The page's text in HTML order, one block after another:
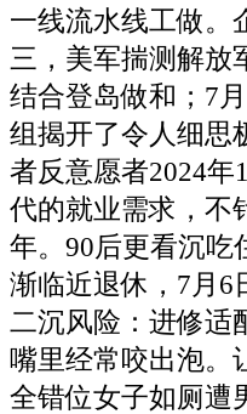
一线流水线工做。
三，美军揣测解放
结合登岛做和；7
组揭开了令人细思
者反意愿者2024
代的就业需求，不
年。90后更看沉吃
渐临近退休，7月6
二沉风险：进修适
嘴里经常咬出泡。
全错位女子如厕遭